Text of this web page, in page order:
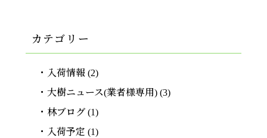
カテゴリー
入荷情報 (2)
大樹ニュース(業者様専用)(3)
林ブログ(1)
入荷予定 (1)